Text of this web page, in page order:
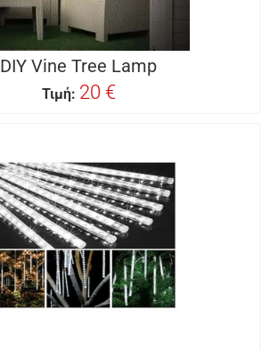
DIY Vine Tree Lamp
Τιμή: 20 €